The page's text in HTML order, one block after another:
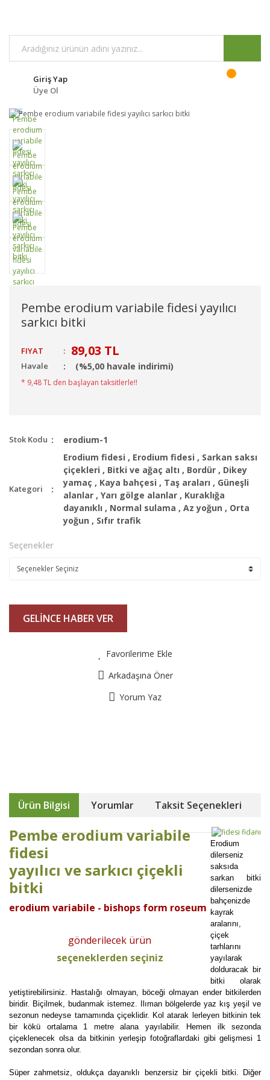
Giriş Yap
Üye Ol
Pembe erodium variabile fidesi yayılıcı
sarkıcı bitki
FIYAT : 89,03 TL
Havale (%5,00 havale indirimi)
* 9,48 TL den başlayan taksitlerle!!
Stok Kodu erodium-1
Kategori
Erodium fidesi , Erodium fidesi , Sarkan saksı
çiçekleri , Bitki ve ağaç altı , Bordür , Dikey
yamaç , Kaya bahçesi , Taş araları , Güneşli
alanlar , Yarı gölge alanlar , Kuraklığa
dayanıklı , Normal sulama , Az yoğun , Orta
yoğun , Sıfır trafik
Seçenekler
GELİNCE HABER VER
Favorilerime Ekle
Arkadaşına Öner
Yorum Yaz
Ürün Bilgisi Yorumlar Taksit Seçenekleri
Pembe erodium variabile
fidesi
yayılıcı ve sarkıcı çiçekli
bitki
erodium variabile - bishops form roseum
gönderilecek ürün
seçeneklerden seçiniz
Erodium
dilerseniz
saksıda
sarkan bitki
dilersenizde
bahçenizde
kayrak
aralarını,
çiçek
tarhlarını
yayılarak
dolduracak bir
bitki olarak
yetiştirebilirsiniz. Hastalığı olmayan, böceği olmayan ender bitkilerden
biridir. Biçilmek, budanmak istemez. Ilıman bölgelerde yaz kış yeşil ve
sezonun nedeyse tamamında çiçeklidir. Kol atarak lerleyen bitkinin tek
bir kökü ortalama 1 metre alana yayılabilir. Hemen ilk sezonda
çiçeklenecek olsa da bitkinin yerleşip fotoğraflardaki gibi gelişmesi 1
sezondan sonra olur.
Süper zahmetsiz, oldukça dayanıklı benzersiz bir çiçekli bitki. Diğer